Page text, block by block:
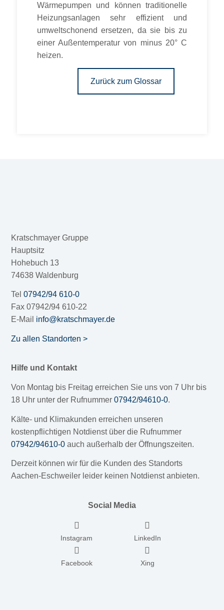
Wärmepumpen und können traditionelle
Heizungsanlagen sehr effizient und
umweltschonend ersetzen, da sie bis zu
einer Außentemperatur von minus 20° C
heizen.
Zurück zum Glossar
Kratschmayer Gruppe
Hauptsitz
Hohebuch 13
74638 Waldenburg
Tel07942/94 610-0
Fax 07942/94 610-22
E-Mail info@kratschmayer.de
Zu allen Standorten >
Hilfe und Kontakt
Von Montag bis Freitag erreichen Sie uns von 7 Uhr bis
18 Uhr unter der Rufnummer07942/94610-0.
Kälte- und Klimakunden erreichen unseren
kostenpflichtigen Notdienst über die Rufnummer
07942/94610-0 auch außerhalb der Öffnungszeiten.
Derzeit können wir für die Kunden des Standorts
Aachen-Eschweiler leider keinen Notdienst anbieten.
Social Media
Instagram LinkedIn
Facebook Xing